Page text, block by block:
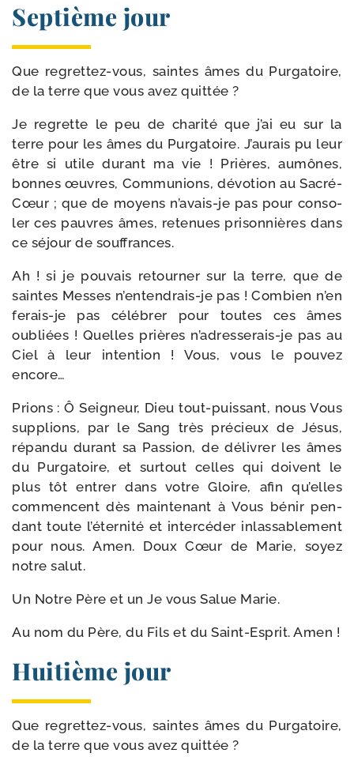
Septième jour
Que regrettez-​vous, saintes âmes du Purgatoire,
de la terre que vous avez quittée ?
Je regrette le peu de cha­ri­té que j’ai eu sur la
terre pour les âmes du Purgatoire. J’aurais pu leur
être si utile durant ma vie ! Prières, aumônes,
bonnes œuvres, Communions, dévo­tion au Sacré-​
Cœur ; que de moyens n’avais-je pas pour conso­
ler ces pauvres âmes, rete­nues pri­son­nières dans
ce séjour de souffrances.
Ah ! si je pou­vais retour­ner sur la terre, que de
saintes Messes n’entendrais-je pas ! Combien n’en
ferais-​je pas célé­brer pour toutes ces âmes
oubliées ! Quelles prières n’adresserais-je pas au
Ciel à leur inten­tion ! Vous, vous le pou­vez
encore…
Prions : Ô Seigneur, Dieu tout-​puissant, nous Vous
sup­plions, par le Sang très pré­cieux de Jésus,
répan­du durant sa Passion, de déli­vrer les âmes
du Purgatoire, et sur­tout celles qui doivent le
plus tôt entrer dans votre Gloire, afin qu’elles
com­mencent dès main­te­nant à Vous bénir pen­
dant toute l’éternité et inter­cé­der inlas­sa­ble­ment
pour nous. Amen. Doux Cœur de Marie, soyez
notre salut.
Un Notre Père et un Je vous Salue Marie.
Au nom du Père, du Fils et du Saint-​Esprit. Amen !
Huitième jour
Que regrettez-​vous, saintes âmes du Purgatoire,
de la terre que vous avez quittée ?